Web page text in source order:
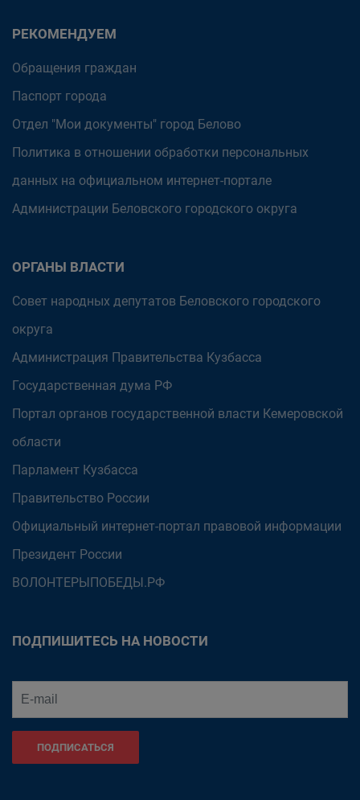
РЕКОМЕНДУЕМ
Обращения граждан
Паспорт города
Отдел "Мои документы" город Белово
Политика в отношении обработки персональных
данных на официальном интернет-портале
Администрации Беловского городского округа
ОРГАНЫ ВЛАСТИ
Совет народных депутатов Беловского городского
округа
Администрация Правительства Кузбасса
Государственная дума РФ
Портал органов государственной власти Кемеровской
области
Парламент Кузбасса
Правительство России
Официальный интернет-портал правовой информации
Президент России
ВОЛОНТЕРЫПОБЕДЫ.РФ
ПОДПИШИТЕСЬ НА НОВОСТИ
ПОДПИСАТЬСЯ